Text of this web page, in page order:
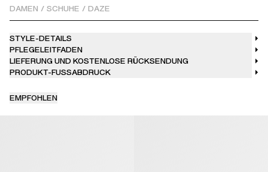
strapazierfähigen Gummisohle ruhend, ist er eine vielseitige Wahl
für Ihre tägliche Garderobe.
DAMEN / SCHUHE / DAZE
STYLE-DETAILS
PFLEGELEITFADEN
LIEFERUNG UND KOSTENLOSE RÜCKSENDUNG
PRODUKT-FUSSABDRUCK
EMPFOHLEN